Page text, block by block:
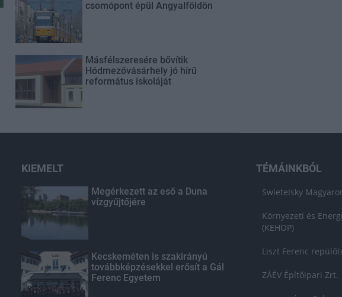
csomópont épül Angyalföldön
Másfélszeresére bővítik
Hódmezővásárhely jó hírű
református iskoláját
KIEMELT
Megérkezett az eső a Duna
vízgyűjtőjére
Kecskeméten is szakirányú
továbbképzésekkel erősít a Gál
Ferenc Egyetem
TÉMÁINKBÓL
Swietelsky
Környezeti és
(KEHOP)
Liszt Ferenc
ZÁÉV Építőipari Zrt.